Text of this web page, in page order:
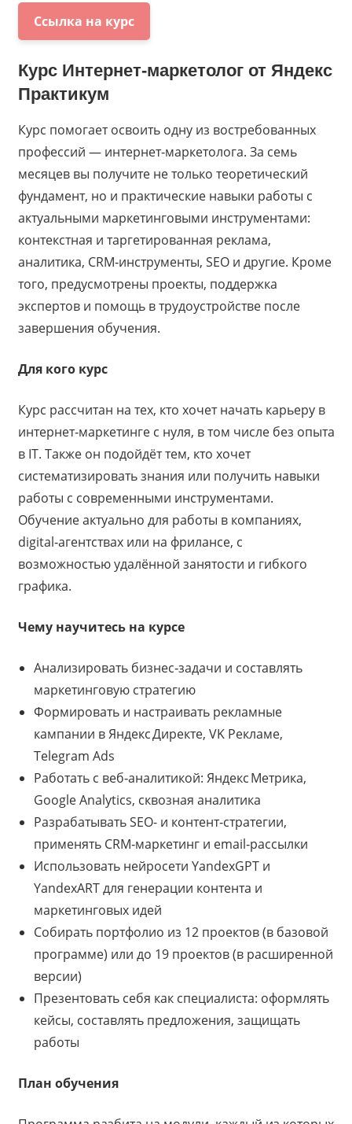
Ссылка на курс
Курс Интернет-маркетологот Яндекс
Практикум
Курс помогает освоить одну из востребованных
профессий — интернет‑маркетолога. За семь
месяцев вы получите не только теоретический
фундамент, но и практические навыки работы с
актуальными маркетинговыми инструментами:
контекстная и таргетированная реклама,
аналитика, CRM‑инструменты, SEO и другие. Кроме
того, предусмотрены проекты, поддержка
экспертов и помощь в трудоустройстве после
завершения обучения.
Для кого курс
Курс рассчитан на тех, кто хочет начать карьеру в
интернет‑маркетинге с нуля, в том числе без опыта
в IT. Также он подойдёт тем, кто хочет
систематизировать знания или получить навыки
работы с современными инструментами.
Обучение актуально для работы в компаниях,
digital‑агентствах или на фрилансе, с
возможностью удалённой занятости и гибкого
графика.
Чему научитесь на курсе
Анализировать бизнес‑задачи и составлять
маркетинговую стратегию
Формировать и настраивать рекламные
кампании в Яндекс Директе, VK Рекламе,
Telegram Ads
Работать с веб‑аналитикой: Яндекс Метрика,
Google Analytics, сквозная аналитика
Разрабатывать SEO- и контент‑стратегии,
применять CRM‑маркетинг и email‑рассылки
Использовать нейросети YandexGPT и
YandexART для генерации контента и
маркетинговых идей
Собирать портфолио из 12 проектов (в базовой
программе) или до 19 проектов (в расширенной
версии)
Презентовать себя как специалиста: оформлять
кейсы, составлять предложения, защищать
работы
План обучения